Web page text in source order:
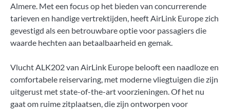
Almere. Met een focus op het bieden van concurrerende
tarieven en handige vertrektijden, heeft AirLink Europe zich
gevestigd als een betrouwbare optie voor passagiers die
waarde hechten aan betaalbaarheid en gemak.
Vlucht ALK202 van AirLink Europe belooft een naadloze en
comfortabele reiservaring, met moderne vliegtuigen die zijn
uitgerust met state-of-the-art voorzieningen. Of het nu
gaat om ruime zitplaatsen, die zijn ontworpen voor